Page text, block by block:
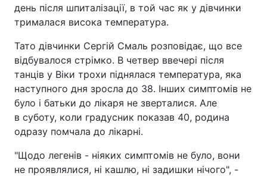
день після шпиталізації, в той час як у дівчинки
трималася висока температура.
Тато дівчинки Сергій Смаль розповідає, що все
відбувалося стрімко. В четвер ввечері після
танців у Віки трохи піднялася температура, яка
наступного дня зросла до 38. Інших симптомів не
було і батьки до лікаря не зверталися. Але
в суботу, коли градусник показав 40, родина
одразу помчала до лікарні.
"Щодо легенів - ніяких симптомів не було, вони
не проявлялися, ні кашлю, ні задишки нічого", -